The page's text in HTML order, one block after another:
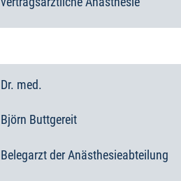
Dr. med.
Björn Buttgereit
Belegarzt der Anästhesieabteilung